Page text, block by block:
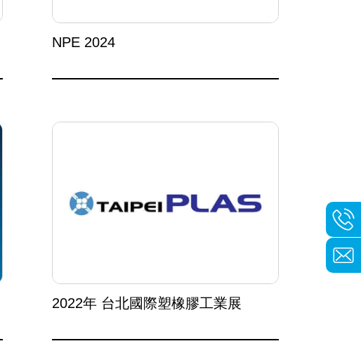
NPE 2024
2022年 台北國際塑橡膠工業展